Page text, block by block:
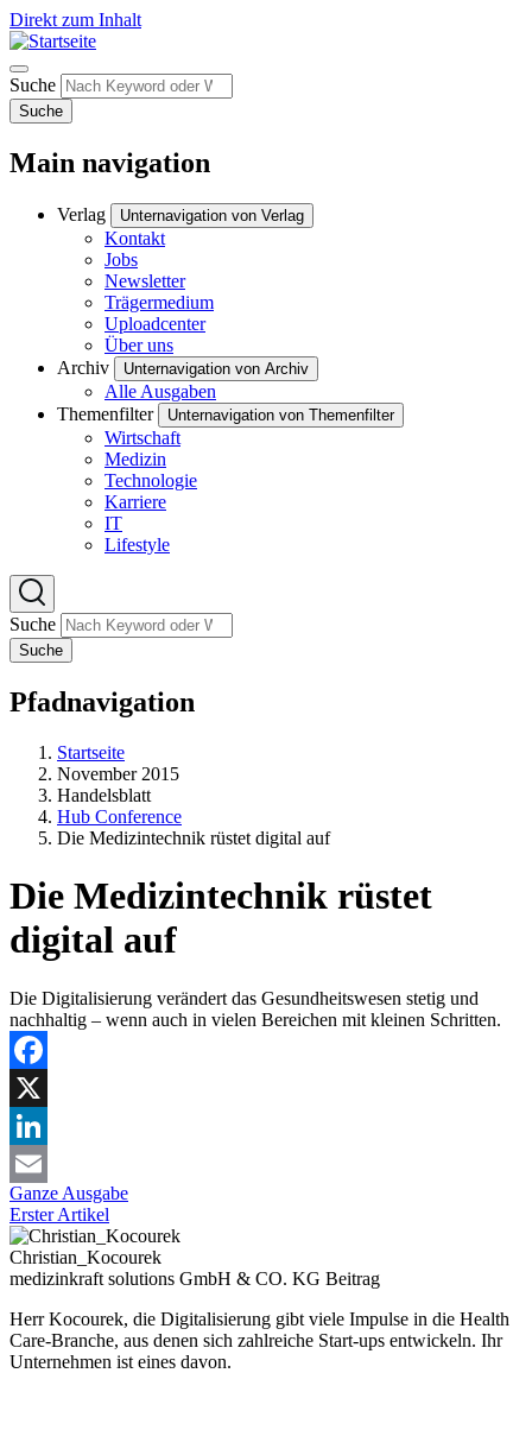
Direkt zum Inhalt
Suche
Suche
Main navigation
Verlag Unternavigation von Verlag
Kontakt
Jobs
Newsletter
Trägermedium
Uploadcenter
Über uns
Archiv
Unternavigation von Archiv
Alle Ausgaben
Themenfilter
Unternavigation von Themenfilter
Wirtschaft
Medizin
Technologie
Karriere
IT
Lifestyle
Suche
Suche
Pfadnavigation
Startseite
November 2015
Handelsblatt
Hub Conference
Die Medizintechnik rüstet digital auf
Die Medizintechnik rüstet
digital auf
Die Digitalisierung verändert das Gesundheitswesen stetig und
nachhaltig – wenn auch in vielen Bereichen mit kleinen Schritten.
Facebook
X
LinkedIn
Email
Ganze Ausgabe
Erster Artikel
Christian_Kocourek
medizinkraft solutions GmbH & CO. KG Beitrag
Herr Kocourek, die Digitalisierung gibt viele Impulse in die Health
Care-Branche, aus denen sich zahlreiche Start-ups entwickeln. Ihr
Unternehmen ist eines davon.